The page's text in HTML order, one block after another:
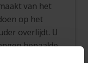
van het
op het
overlijdt. U
bepaalde